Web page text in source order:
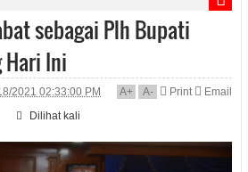
sebagai Plh Bupati
Hari Ini
2021 02:33:00 PM A+ A- Print
Email
Dilihat kali